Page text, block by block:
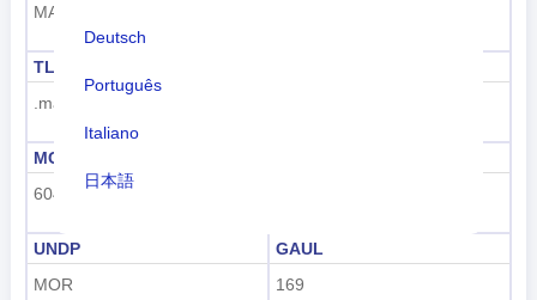
Deutsch
Português
Italiano
日本語
MAR
TLD
.ma
MCC
604
UNDP
MOR
GAUL
169